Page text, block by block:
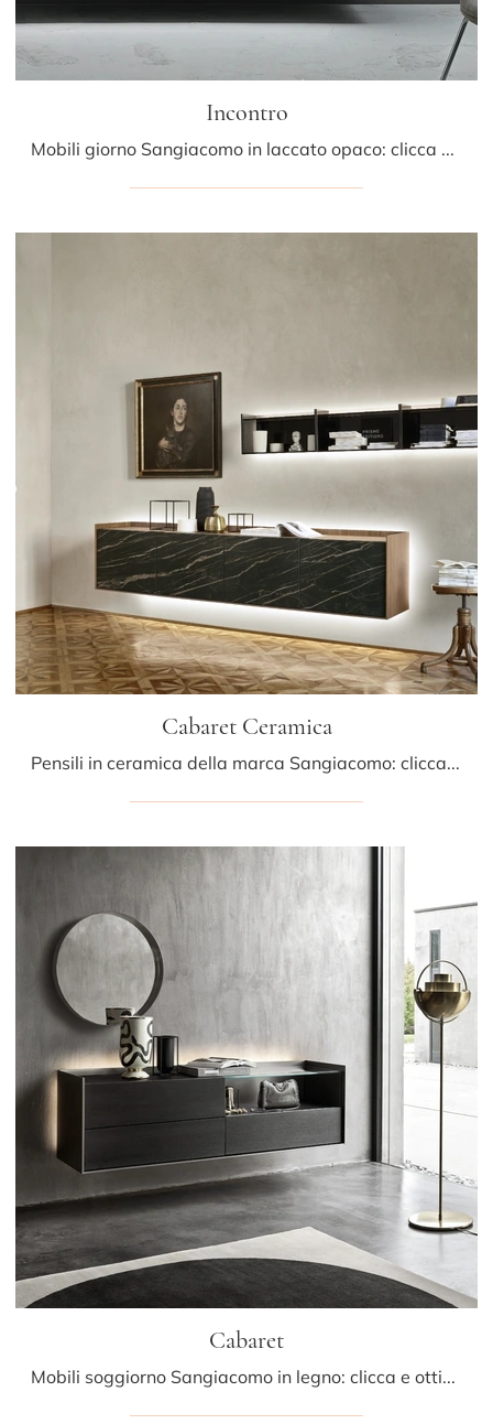
Incontro
Mobili giorno Sangiacomo in laccato opaco: clicca e ottieni informazioni sul modello Incontro, perfetto per ultimare spazi moderni.
Cabaret Ceramica
Pensili in ceramica della marca Sangiacomo: clicca e scopri il modello Cabaret Ceramica tra le più originali soluzioni per il living.
Cabaret
Mobili soggiorno Sangiacomo in legno: clicca e ottieni informazioni sul modello Cabaret, perfetto per completare spazi moderni.